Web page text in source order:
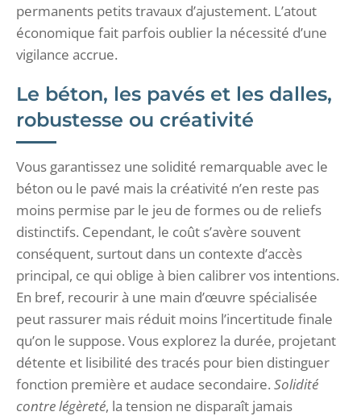
permanents petits travaux d’ajustement. L’atout
économique fait parfois oublier la nécessité d’une
vigilance accrue.
Le béton, les pavés et les dalles,
robustesse ou créativité
Vous garantissez une solidité remarquable avec le
béton ou le pavé mais la créativité n’en reste pas
moins permise par le jeu de formes ou de reliefs
distinctifs. Cependant, le coût s’avère souvent
conséquent, surtout dans un contexte d’accès
principal, ce qui oblige à bien calibrer vos intentions.
En bref, recourir à une main d’œuvre spécialisée
peut rassurer mais réduit moins l’incertitude finale
qu’on le suppose. Vous explorez la durée, projetant
détente et lisibilité des tracés pour bien distinguer
fonction première et audace secondaire. Solidité
contre légèreté, la tension ne disparaît jamais